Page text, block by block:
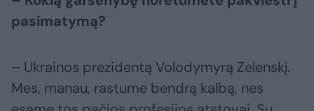
pasimatymą?
– Ukrainos prezidentą Volodymyrą Zelenskį.
Mes, manau, rastume bendrą kalbą, nes